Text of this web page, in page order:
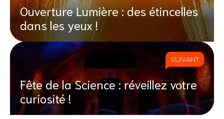
Ouverture Lumière : des étincelles
dans les yeux !
SUIVANT
Fête de la Science : réveillez votre
curiosité !